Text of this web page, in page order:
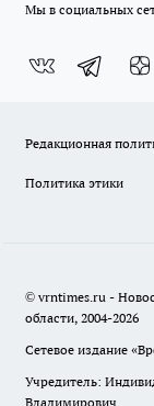
Мы в социальных
Редакционная
Политика этики
© vrntimes.ru -
области, 2004-2026
Сетевое издание
Учредитель:
Владимирович